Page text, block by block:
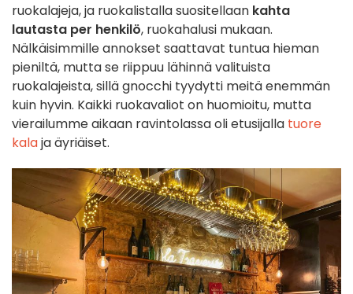
ruokalajeja, ja ruokalistalla suositellaan kahta
lautasta per henkilö, ruokahalusi mukaan.
Nälkäisimmille annokset saattavat tuntua hieman
pieniltä, mutta se riippuu lähinnä valituista
ruokalajeista, sillä gnocchi tyydytti meitä enemmän
kuin hyvin. Kaikki ruokavaliot on huomioitu, mutta
vierailumme aikaan ravintolassa oli etusijalla tuore
kalaja äyriäiset.